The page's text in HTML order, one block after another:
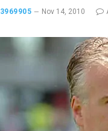
Nov 14, 2010